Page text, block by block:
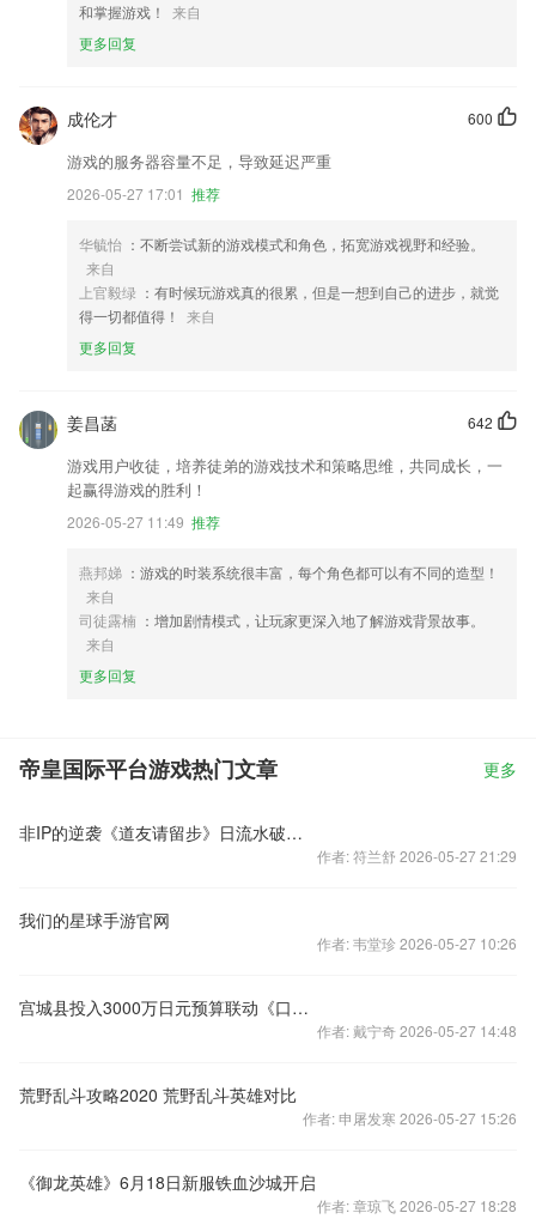
和掌握游戏！
来自
更多回复
600
成伦才
游戏的服务器容量不足，导致延迟严重
2026-05-27 17:01 推荐
华毓怡 ：不断尝试新的游戏模式和角色，拓宽游戏视野和经验。
来自
上官毅绿 ：有时候玩游戏真的很累，但是一想到自己的进步，就觉
得一切都值得！
来自
更多回复
642
姜昌菡
游戏用户收徒，培养徒弟的游戏技术和策略思维，共同成长，一
起赢得游戏的胜利！
2026-05-27 11:49 推荐
燕邦娣 ：游戏的时装系统很丰富，每个角色都可以有不同的造型！
来自
司徒露楠 ：增加剧情模式，让玩家更深入地了解游戏背景故事。
来自
更多回复
帝皇国际平台游戏热门文章 更多
非IP的逆袭《道友请留步》日流水破百万
作者: 符兰舒 2026-05-27 21:29
我们的星球手游官网
作者: 韦堂珍 2026-05-27 10:26
宫城县投入3000万日元预算联动《口袋妖怪GO》 旨在复苏当地经济
作者: 戴宁奇 2026-05-27 14:48
荒野乱斗攻略2020 荒野乱斗英雄对比
作者: 申屠发寒 2026-05-27 15:26
《御龙英雄》6月18日新服铁血沙城开启
作者: 章琼飞 2026-05-27 18:28